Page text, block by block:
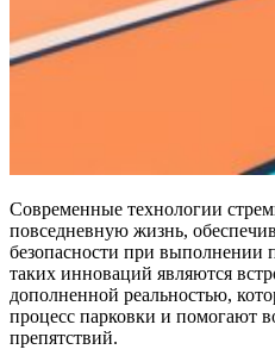
Современные технологии
повседневную жизнь,
безопасности при выполнении
таких инноваций являются
дополненной реальностью,
процесс парковки и помогают
препятствий.